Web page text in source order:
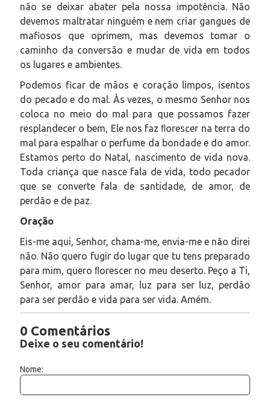
não se deixar abater pela nossa impotência. Não
devemos maltratar ninguém e nem criar gangues de
mafiosos que oprimem, mas devemos tomar o
caminho da conversão e mudar de vida em todos
os lugares e ambientes.
Podemos ficar de mãos e coração limpos, isentos
do pecado e do mal. Às vezes, o mesmo Senhor nos
coloca no meio do mal para que possamos fazer
resplandecer o bem, Ele nos faz ﬂorescer na terra do
mal para espalhar o perfume da bondade e do amor.
Estamos perto do Natal, nascimento de vida nova.
Toda criança que nasce fala de vida, todo pecador
que se converte fala de santidade, de amor, de
perdão e de paz.
Oração
Eis-me aqui, Senhor, chama-me, envia-me e não direi
não. Não quero fugir do lugar que tu tens preparado
para mim, quero ﬂorescer no meu deserto. Peço a Ti,
Senhor, amor para amar, luz para ser luz, perdão
para ser perdão e vida para ser vida. Amém.
0 Comentários
Deixe o seu comentário!
Nome: